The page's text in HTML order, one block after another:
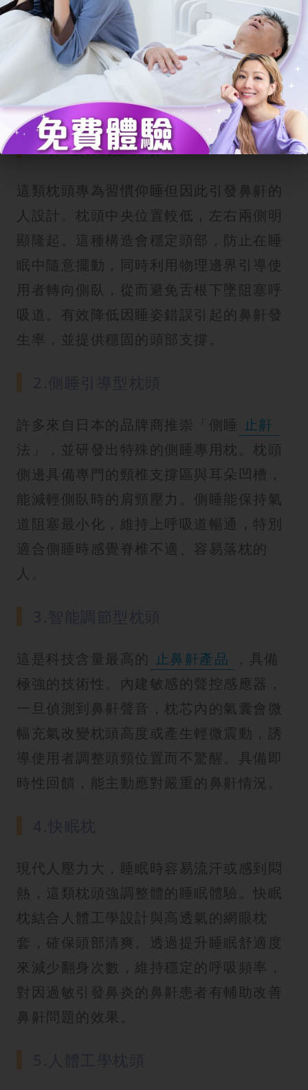
鼻鼾枕頭針對的睡眠姿勢與呼吸道需求各
有不同。了解不同種類的設計，才能挑選
出真正能改善鼻鼾且符合個人身型的選
擇。以下為大家盤點市場上主流的 5 大鼻
鼾枕頭種類：
1.仰睡限制型枕頭
這類枕頭專為習慣仰睡但因此引發鼻鼾的
人設計。枕頭中央位置較低，左右兩側明
顯隆起。這種構造會穩定頭部，防止在睡
眠中隨意擺動，同時利用物理邊界引導使
用者轉向側臥，從而避免舌根下墜阻塞呼
吸道。有效降低因睡姿錯誤引起的鼻鼾發
生率，並提供穩固的頭部支撐。
許多來自日本的品牌商推崇「側睡 止鼾
法」，並研發出特殊的側睡專用枕。枕頭
側邊具備專門的頸椎支撐區與耳朵凹槽，
能減輕側臥時的肩頸壓力。側睡能保持氣
道阻塞最小化，維持上呼吸道暢通，特別
適合側睡時感覺脊椎不適、容易落枕的
人。
這是科技含量最高的 止鼻鼾產品
，具備
極強的技術性。內建敏感的聲控感應器，
一旦偵測到鼻鼾聲音，枕芯內的氣囊會微
幅充氣改變枕頭高度或產生輕微震動，誘
導使用者調整頭頸位置而不驚醒。具備即
時性回饋，能主動應對嚴重的鼻鼾情況。
現代人壓力大，睡眠時容易流汗或感到悶
熱，這類枕頭強調整體的睡眠體驗。快眠
枕結合人體工學設計與高透氣的網眼枕
套，確保頭部清爽。透過提升睡眠舒適度
來減少翻身次數，維持穩定的呼吸頻率，
對因過敏引發鼻炎的鼻鼾患者有輔助改善
鼻鼾問題的效果。